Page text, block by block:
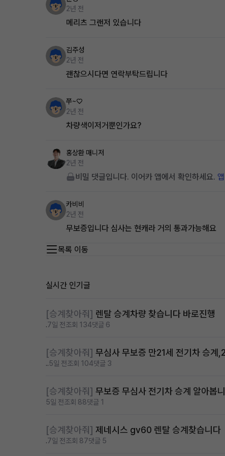
2년 전
메리츠 그랜저 있습니다
김주성
2년 전
괜찮으시다면 연락부탁드립니다
쭈~♡
2년 전
차량색이저거뿐인가요?
홍상환 매니저
2년 전
비밀 댓글입니다. 이어카 앱에서 확인하세요.
카비비
2년 전
무보증입니다 심사는 현캐라 거의 통과가능해요
목록 이동
실시간 인기글
[승계찾아줘] 렌탈 승계차량 찾습니다 바로진행
.7일 전조회 134댓글 6
[승계찾아줘] 무심사 무보증 만21세 전기차 승계
..5일 전조회 104댓글 3
[승계찾아줘] 무보증 무심사 전기차 승계 알아봅
5일 전조회 88댓글 1
[승계찾아줘] 제네시스 gv60 렌탈 승계찾습니다
.7일 전조회 87댓글 5